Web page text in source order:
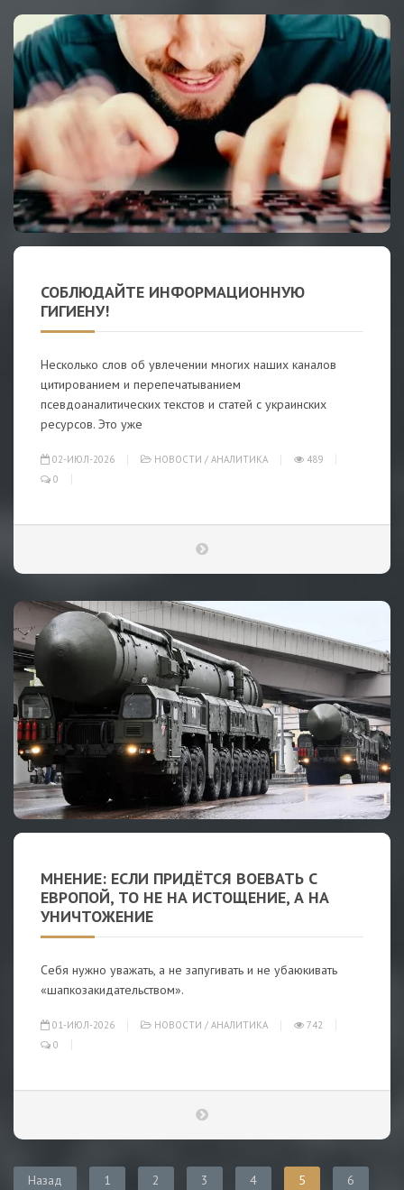
СОБЛЮДАЙТЕ ИНФОРМАЦИОННУЮ
ГИГИЕНУ!
Несколько слов об увлечении многих наших каналов
цитированием и перепечатыванием
псевдоаналитических текстов и статей с украинских
ресурсов. Это уже
02-ИЮЛ-2026 НОВОСТИ / АНАЛИТИКА
489
0
МНЕНИЕ: ЕСЛИ ПРИДЁТСЯ ВОЕВАТЬ С
ЕВРОПОЙ, ТО НЕ НА ИСТОЩЕНИЕ, А НА
УНИЧТОЖЕНИЕ
Себя нужно уважать, а не запугивать и не убаюкивать
«шапкозакидательством».
01-ИЮЛ-2026 НОВОСТИ / АНАЛИТИКА
742
0
Назад 1 2 3 4 5 6